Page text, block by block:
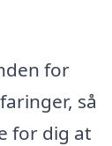
for
så
for dig at